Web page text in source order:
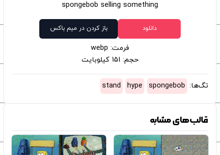
spongebob selling something
دانلود باز کردن در میم باکس
فرمت: webp
حجم: 151 کیلوبایت
تگ‌ها: spongebob
hype
stand
قالب‌های مشابه